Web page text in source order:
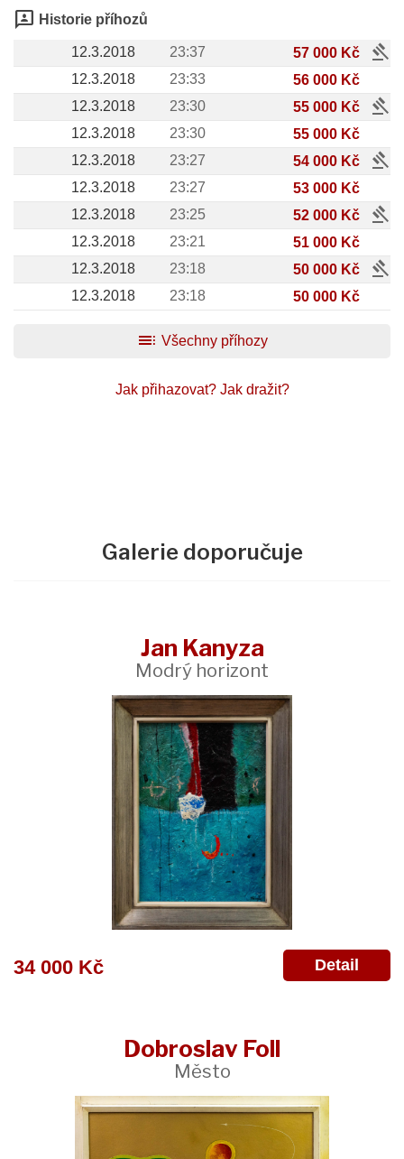
3p Historie příhozů
12.3.2018 23:37 57 000 Kč gavel
12.3.2018 23:33
56 000 Kč
12.3.2018
23:30 55 000 Kč gavel
12.3.2018 23:30
55 000 Kč
12.3.2018
23:27 54 000 Kč gavel
12.3.2018 23:27
53 000 Kč
12.3.2018
23:25 52 000 Kč gavel
12.3.2018 23:21
51 000 Kč
12.3.2018
23:18 50 000 Kč gavel
12.3.2018 23:18 50 000 Kč
toc Všechny příhozy
Jak přihazovat? Jak dražit?
Galerie doporučuje
Jan Kanyza
Modrý horizont
34 000 Kč Detail
Dobroslav Foll
Město